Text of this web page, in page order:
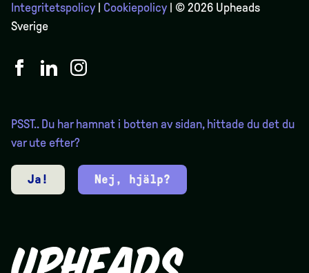
Integritetspolicy Cookiepolicy | © 2026 Upheads
Sverige
PSST.. Du har hamnat i botten av sidan, hittade du det du
var ute efter?
Ja! Nej, hjälp?